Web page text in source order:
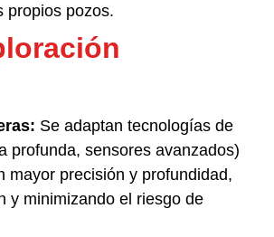
propios pozos.
Se adaptan tecnologías de
profunda, sensores avanzados)
mayor precisión y profundidad,
y minimizando el riesgo de